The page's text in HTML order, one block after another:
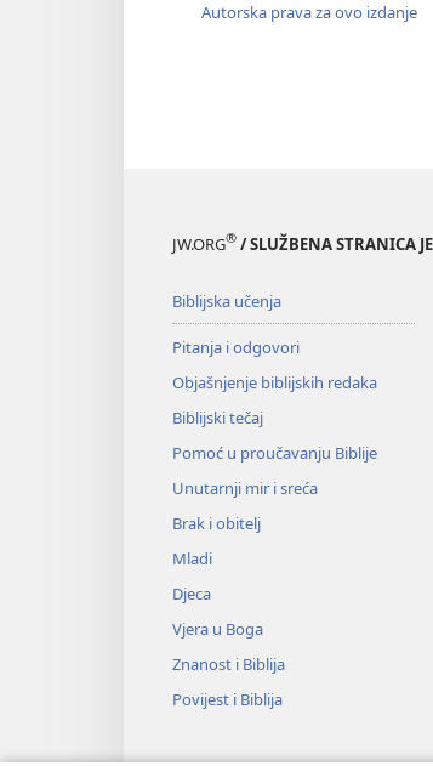
Autorska prava za ovo izdanje
JW.ORG® / SLUŽBENA STRANICA
Biblijska učenja
Pitanja i odgovori
Objašnjenje biblijskih redaka
Biblijski tečaj
Pomoć u proučavanju Biblije
Unutarnji mir i sreća
Brak i obitelj
Mladi
Djeca
Vjera u Boga
Znanost i Biblija
Povijest i Biblija